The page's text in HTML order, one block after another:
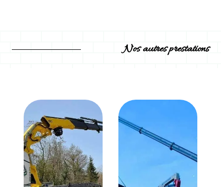
Nos autres prestations